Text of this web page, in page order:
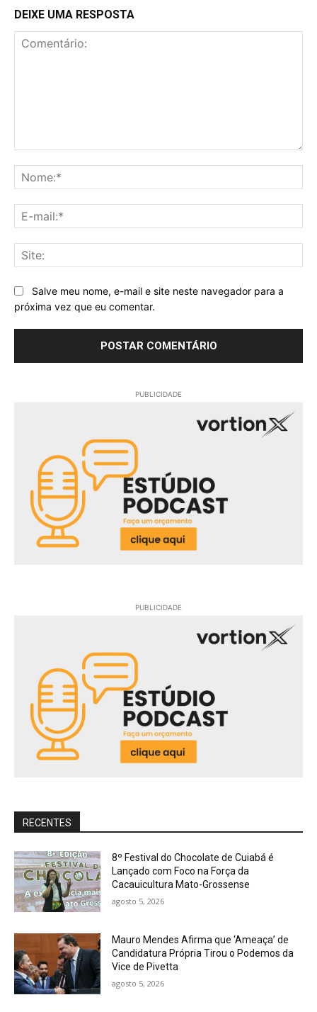
DEIXE UMA RESPOSTA
Salve meu nome, e-mail e site neste navegador para a
próxima vez que eu comentar.
PUBLICIDADE
PUBLICIDADE
RECENTES
8º Festival do Chocolate de Cuiabá é
Lançado com Foco na Força da
Cacauicultura Mato-Grossense
agosto 5, 2026
Mauro Mendes Afirma que ‘Ameaça’ de
Candidatura Própria Tirou o Podemos da
Vice de Pivetta
agosto 5, 2026